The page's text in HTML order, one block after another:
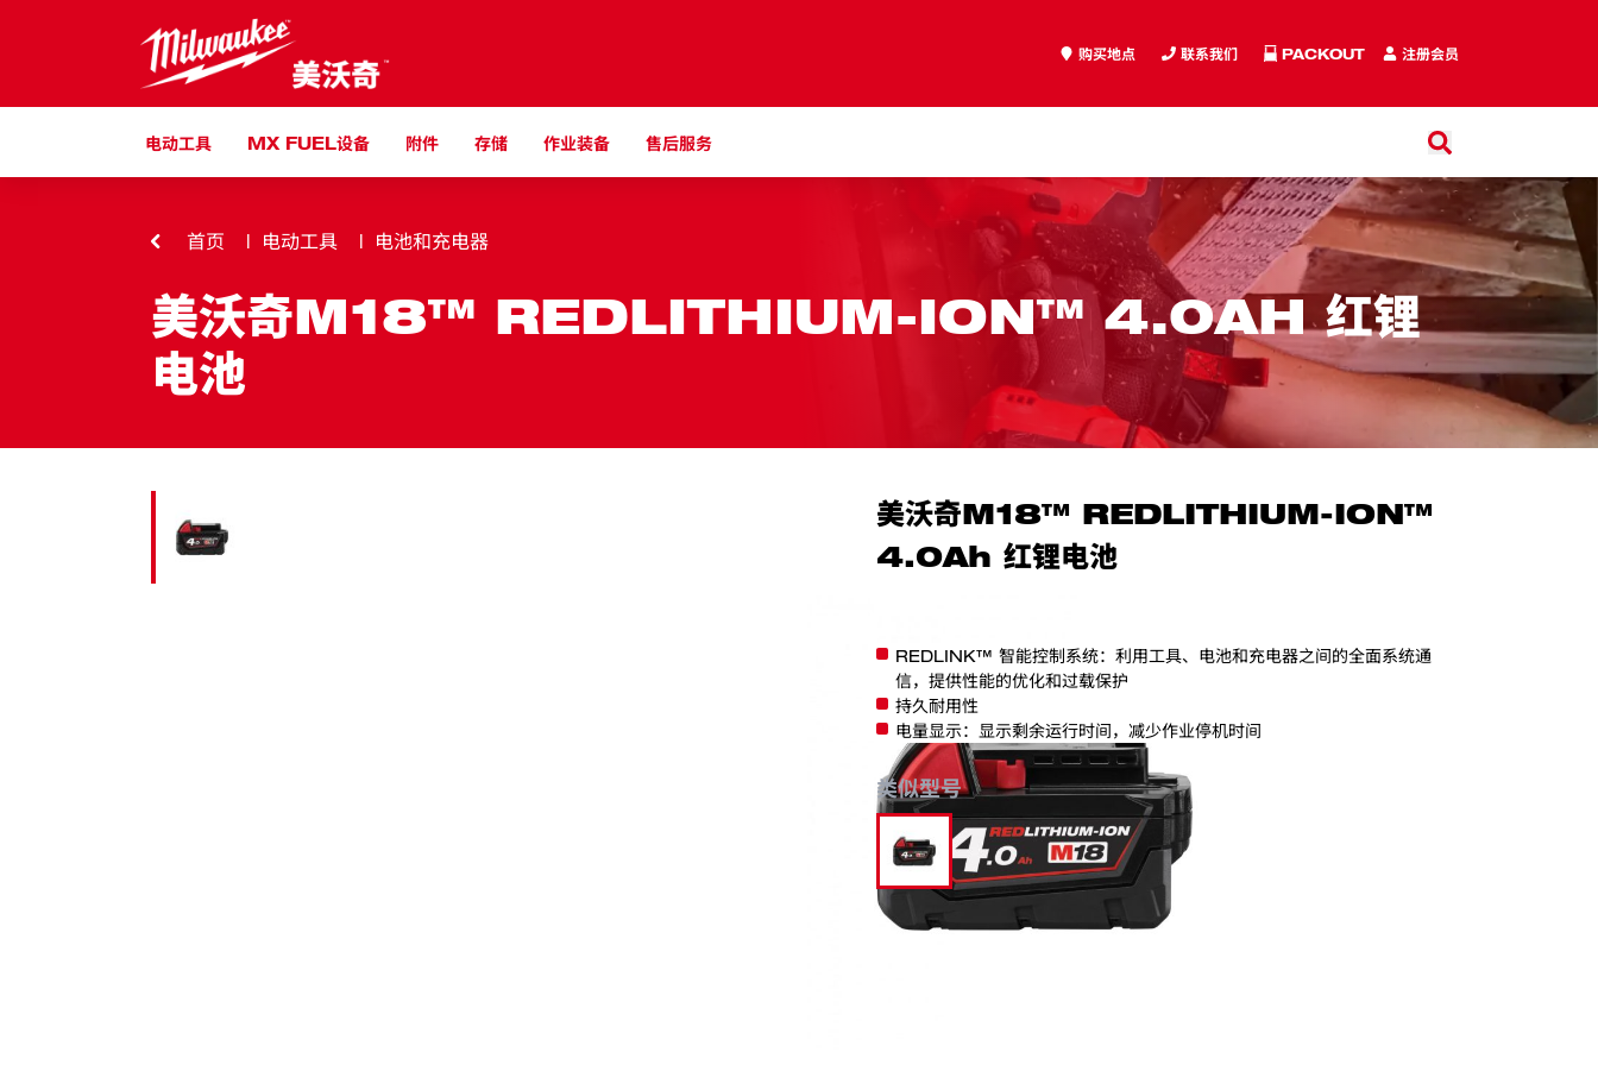
注册会员
购买地点 联系我们 PACKOUT
电动工具 MX FUEL设备 附件 存储 作业装备 售后服务
搜索
搜索
首页 电动工具 电池和充电器
美沃奇M18™ REDLITHIUM-ION™ 4.0AH 红锂
电池
美沃奇M18™ REDLITHIUM-ION™
4.0Ah 红锂电池
REDLINK™ 智能控制系统：利用工具、电池和充电器之间的全面系统通
信，提供性能的优化和过载保护
持久耐用性
电量显示：显示剩余运行时间，减少作业停机时间
类似型号